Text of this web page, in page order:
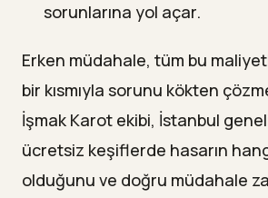
sorunlarına yol açar.
Erken müdahale, tüm bu
bir kısmıyla sorunu kökten
İşmak Karot ekibi, İstanbul
ücretsiz keşiflerde hasarın
olduğunu ve doğru müdahale